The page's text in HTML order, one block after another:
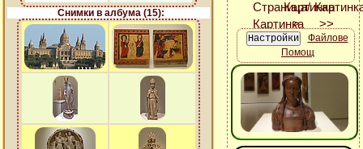
Снимки в албума (15):
Файлове
Помощ